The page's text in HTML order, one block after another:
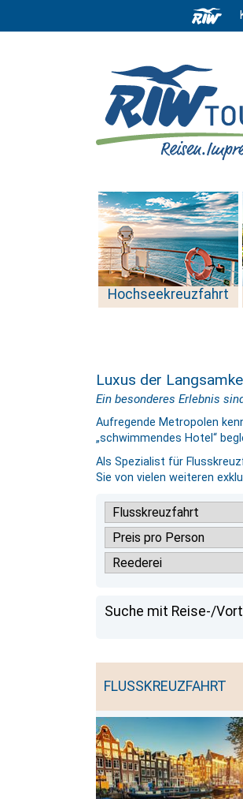
Hochseekreuzfahrt
Luxus der
Ein besonderes Erlebnis
Aufregende Metropolen
„schwimmendes Hotel“
Als Spezialist für
Sie von vielen weiteren
Suche mit Reise-/
FLUSSKREUZFAHRT